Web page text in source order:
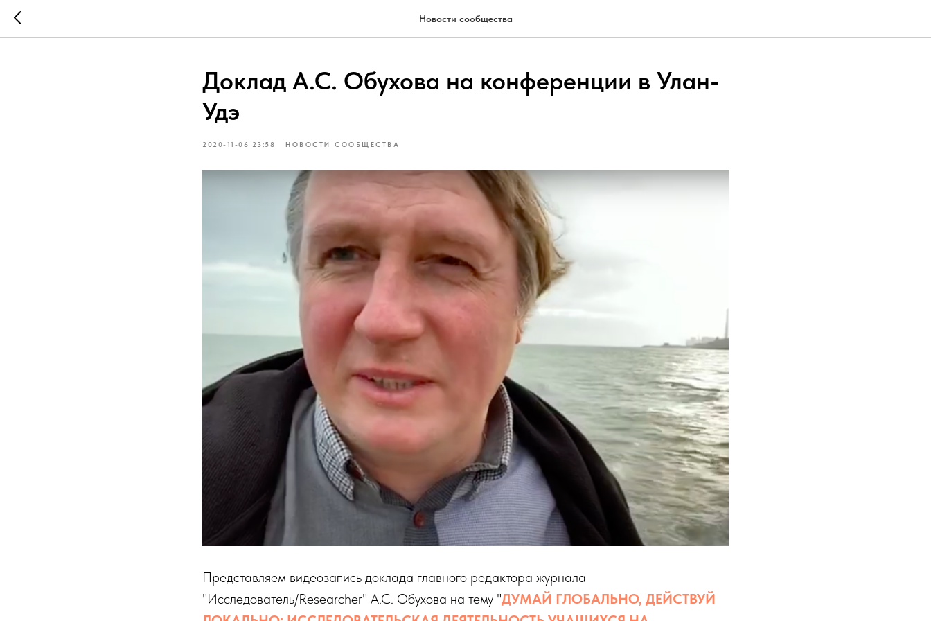
Новости сообщества
Доклад А.С. Обухова на конференции в Улан-
Удэ
2020-11-06 23:58 НОВОСТИ СООБЩЕСТВА
Представляем видеозапись доклада главного редактора журнала
"Исследователь/Researcher" А.С. Обухова на тему "ДУМАЙ ГЛОБАЛЬНО, ДЕЙСТВУЙ